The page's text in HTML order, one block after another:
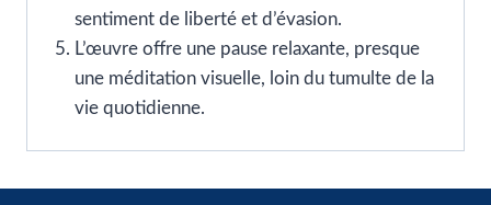
sentiment de liberté et d’évasion.
L’œuvre offre une pause relaxante, presque
une méditation visuelle, loin du tumulte de la
vie quotidienne.